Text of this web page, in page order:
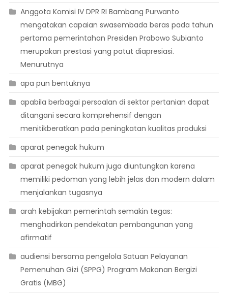
Anggota Komisi IV DPR RI Bambang Purwanto
mengatakan capaian swasembada beras pada tahun
pertama pemerintahan Presiden Prabowo Subianto
merupakan prestasi yang patut diapresiasi.
Menurutnya
apa pun bentuknya
apabila berbagai persoalan di sektor pertanian dapat
ditangani secara komprehensif dengan
menitikberatkan pada peningkatan kualitas produksi
aparat penegak hukum
aparat penegak hukum juga diuntungkan karena
memiliki pedoman yang lebih jelas dan modern dalam
menjalankan tugasnya
arah kebijakan pemerintah semakin tegas:
menghadirkan pendekatan pembangunan yang
afirmatif
audiensi bersama pengelola Satuan Pelayanan
Pemenuhan Gizi (SPPG) Program Makanan Bergizi
Gratis (MBG)